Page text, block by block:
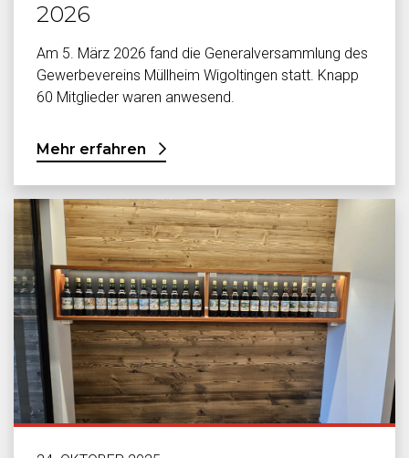
2026
Am 5. März 2026 fand die Generalversammlung des
Gewerbevereins Müllheim Wigoltingen statt. Knapp
60 Mitglieder waren anwesend.
Mehr erfahren